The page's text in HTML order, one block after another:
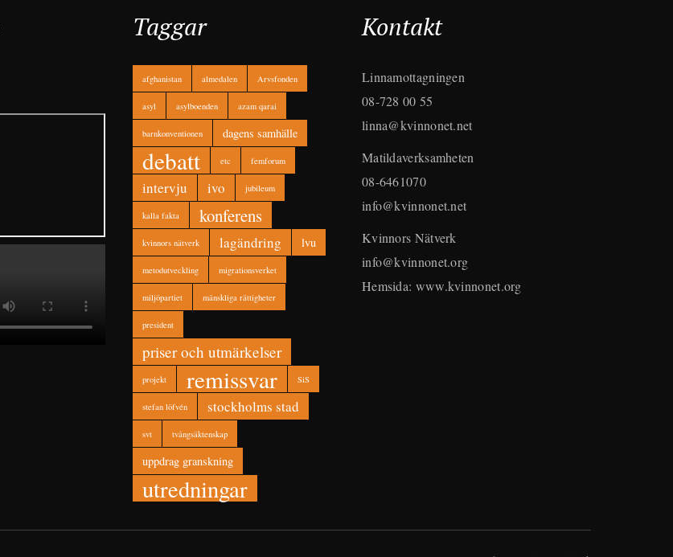
Taggar
afghanistan almedalen Arvsfonden
asyl asylboenden azam qarai
barnkonventionen dagens samhälle
debatt etc femforum
intervju ivo jubileum
kalla fakta konferens
kvinnors nätverk lagändring lvu
metodutveckling migrationsverket
miljöpartiet mänskliga rättigheter
president
priser och utmärkelser
projekt remissvar SiS
stefan löfvén stockholms stad
svt tvångsäktenskap
uppdrag granskning
utredningar
Kontakt
Linnamottagningen
08-728 00 55
linna@kvinnonet.net
Matildaverksamheten
08-6461070
info@kvinnonet.net
Kvinnors Nätverk
info@kvinnonet.org
Hemsida: www.kvinnonet.org